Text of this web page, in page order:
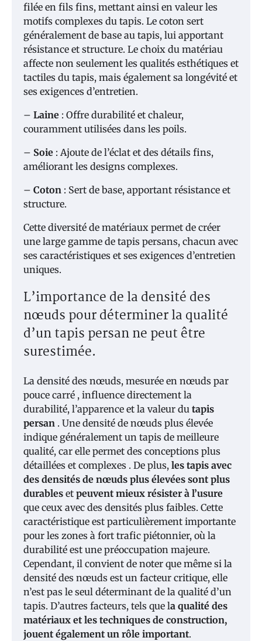
filée en fils fins, mettant ainsi en valeur les
motifs complexes du tapis. Le coton sert
généralement de base au tapis, lui apportant
résistance et structure. Le choix du matériau
affecte non seulement les qualités esthétiques et
tactiles du tapis, mais également sa longévité et
ses exigences d’entretien.
– Laine : Offre durabilité et chaleur,
couramment utilisées dans les poils.
– Soie : Ajoute de l’éclat et des détails fins,
améliorant les designs complexes.
– Coton : Sert de base, apportant résistance et
structure.
Cette diversité de matériaux permet de créer
une large gamme de tapis persans, chacun avec
ses caractéristiques et ses exigences d’entretien
uniques.
L’importance de la densité des
nœuds pour déterminer la qualité
d’un tapis persan ne peut être
surestimée.
La densité des nœuds, mesurée en nœuds par
pouce carré , influence directement la
durabilité, l’apparence et la valeur du tapis
persan . Une densité de nœuds plus élevée
indique généralement un tapis de meilleure
qualité, car elle permet des conceptions plus
détaillées et complexes . De plus, les tapis avec
des densités de nœuds plus élevées sont plus
durables et peuvent mieux résister à l’usure
que ceux avec des densités plus faibles. Cette
caractéristique est particulièrement importante
pour les zones à fort trafic piétonnier, où la
durabilité est une préoccupation majeure.
Cependant, il convient de noter que même si la
densité des nœuds est un facteur critique, elle
n’est pas le seul déterminant de la qualité d’un
tapis. D’autres facteurs, tels que la qualité des
matériaux et les techniques de construction,
jouent également un rôle important.